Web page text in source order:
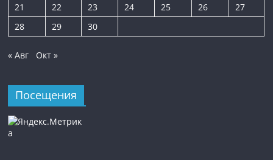
21
22 23 24 25 26
27
28
29 30
« Авг Окт »
Посещения